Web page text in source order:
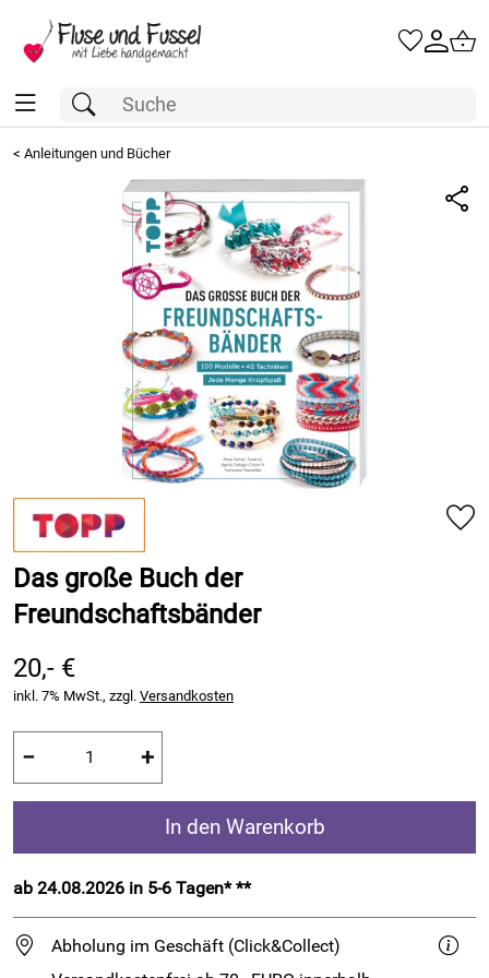
< Anleitungen und Bücher
Das große Buch der
Freundschaftsbänder
20,- €
inkl. 7% MwSt., zzgl. Versandkosten
− +
In den Warenkorb
ab 24.08.2026 in 5-6 Tagen* **
Abholung im Geschäft (Click&Collect)